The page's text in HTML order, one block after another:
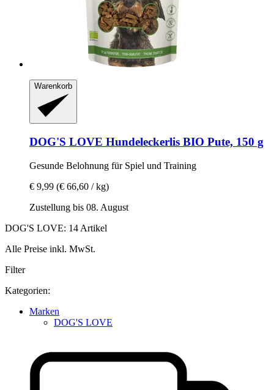
Warenkorb
DOG'S LOVE Hundeleckerlis BIO Pute, 150 g
Gesunde Belohnung für Spiel und Training
€ 9,99 (€ 66,60 / kg)
Zustellung bis 08. August
DOG'S LOVE: 14 Artikel
Alle Preise inkl. MwSt.
Filter
Kategorien:
Marken
DOG'S LOVE